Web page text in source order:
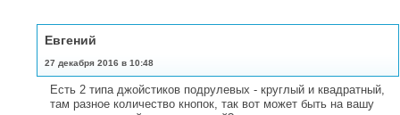
Евгений
27 декабря 2016 в 10:48
Есть 2 типа джойстиков подрулевых - круглый и квадратный,
там разное количество кнопок, так вот может быть на вашу